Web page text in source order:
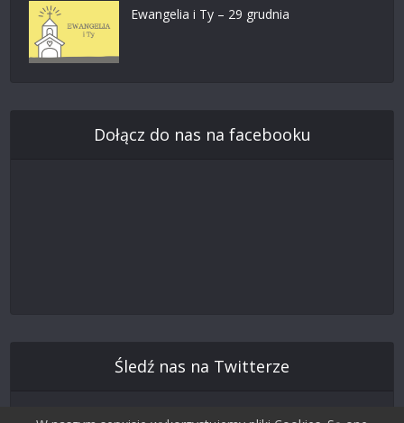
Ewangelia i Ty – 29 grudnia
Dołącz do nas na facebooku
Śledź nas na Twitterze